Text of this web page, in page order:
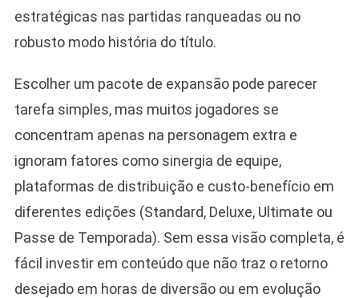
estratégicas nas partidas ranqueadas ou no
robusto modo história do título.
Escolher um pacote de expansão pode parecer
tarefa simples, mas muitos jogadores se
concentram apenas na personagem extra e
ignoram fatores como sinergia de equipe,
plataformas de distribuição e custo-benefício em
diferentes edições (Standard, Deluxe, Ultimate ou
Passe de Temporada). Sem essa visão completa, é
fácil investir em conteúdo que não traz o retorno
desejado em horas de diversão ou em evolução